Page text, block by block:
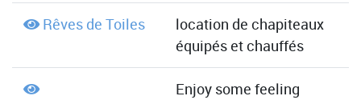
Rêves de Toiles
location de chapiteaux
équipés et chauffés
Enjoy some feeling